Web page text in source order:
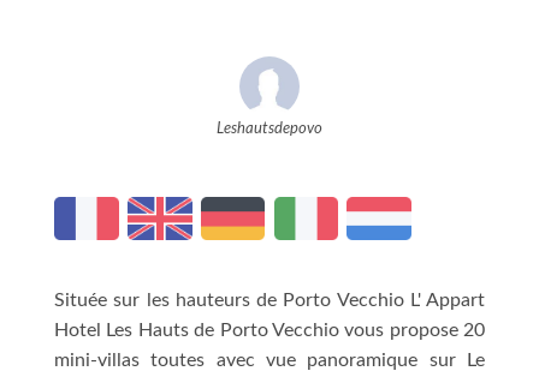
Leshautsdepovo
Située sur les hauteurs de Porto Vecchio L' Appart
Hotel Les Hauts de Porto Vecchio vous propose 20
mini-villas toutes avec vue panoramique sur Le